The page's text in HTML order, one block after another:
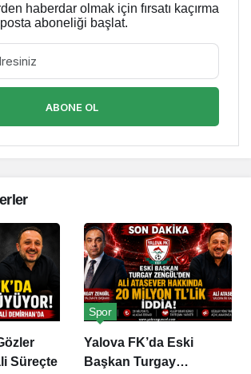
haberdar olmak için fırsatı kaçırma
aboneliği başlat.
ABONE OL
Süreçte
Yalova FK’da Eski
Başkan Turgay
Spor